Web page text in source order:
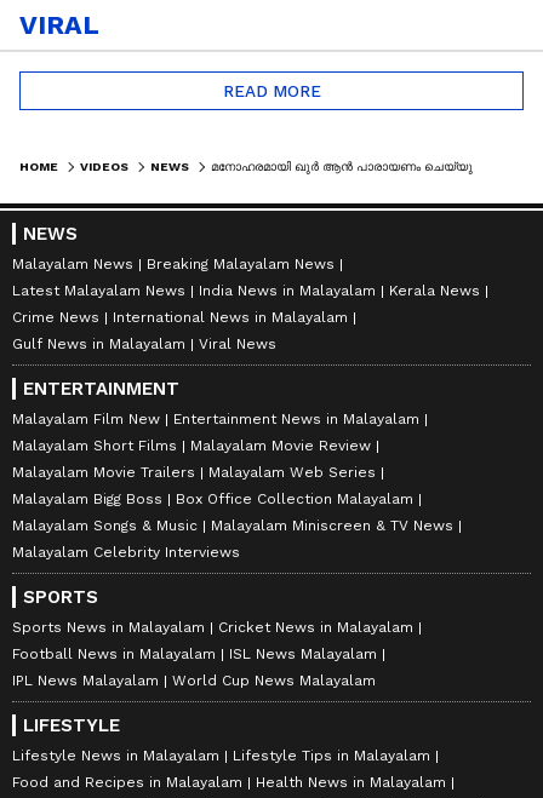
VIRAL
READ MORE
HOME VIDEOS NEWS
NEWS
Malayalam News
Breaking Malayalam News
Latest Malayalam News
India News in Malayalam
Kerala News
Crime News
International News in Malayalam
Gulf News in Malayalam
Viral News
ENTERTAINMENT
Malayalam Film New
Entertainment News in Malayalam
Malayalam Short Films
Malayalam Movie Review
Malayalam Movie Trailers
Malayalam Web Series
Malayalam Bigg Boss
Box Office Collection Malayalam
Malayalam Songs & Music
Malayalam Miniscreen & TV News
Malayalam Celebrity Interviews
SPORTS
Sports News in Malayalam
Cricket News in Malayalam
Football News in Malayalam
ISL News Malayalam
IPL News Malayalam
World Cup News Malayalam
LIFESTYLE
Lifestyle News in Malayalam
Lifestyle Tips in Malayalam
Food and Recipes in Malayalam
Health News in Malayalam